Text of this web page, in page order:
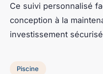
Ce suivi personnalisé
conception à la
investissement
Piscine